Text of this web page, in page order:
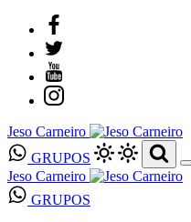
Jeso Carneiro
GRUPOS
Jeso Carneiro
GRUPOS